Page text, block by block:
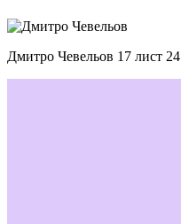
Дмитро Чевельов 17 лист 24